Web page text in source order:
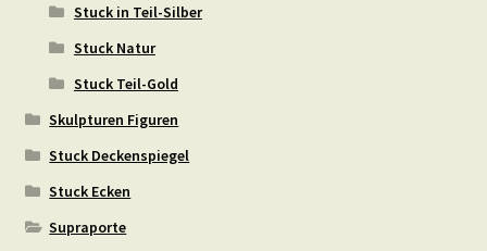
Stuck in Teil-Silber
Stuck Natur
Stuck Teil-Gold
Skulpturen Figuren
Stuck Deckenspiegel
Stuck Ecken
Supraporte